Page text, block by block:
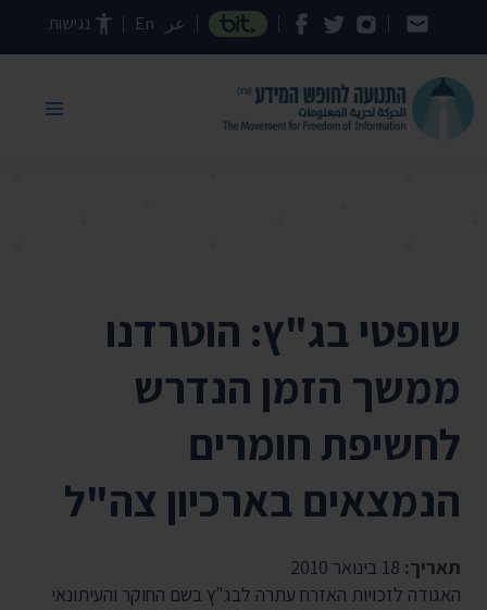
דילוג לתוכן העמוד عر En נגישות
שופטי בג"ץ: הוטרדנו
ממשך הזמן הנדרש
לחשיפת חומרים
הנמצאים בארכיון צה"ל
תאריך:
האגודה לזכויות האזרח עתרה לבג"ץ בשם החוקר והעיתונאי